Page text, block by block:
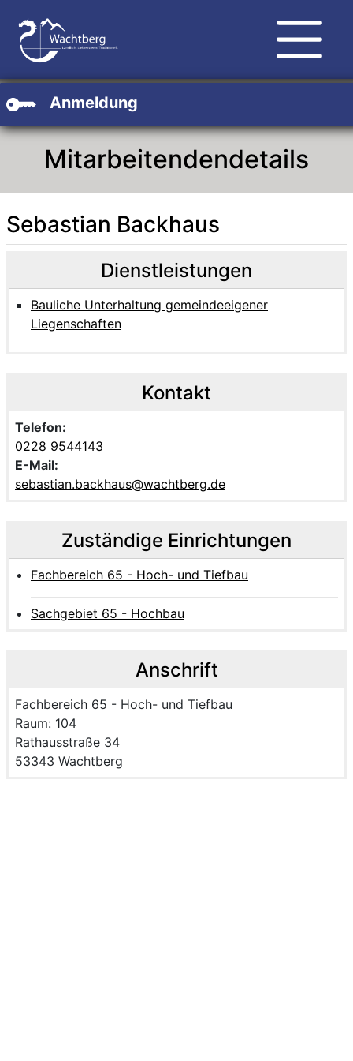
Anmeldung
Mitarbeitendendetails
Sebastian Backhaus
Beschreibung
Beschreibung Intern
Dienstleistungen
Bauliche Unterhaltung gemeindeeigener
Liegenschaften
Kontakt
Telefon:
0228 9544143
E-Mail:
sebastian.backhaus@wachtberg.de
Zuständige Einrichtungen
Fachbereich 65 - Hoch- und Tiefbau
Sachgebiet 65 - Hochbau
Anschrift
Name der Einrichtung:
Fachbereich 65 - Hoch- und Tiefbau
Raum des Mitarbeitenden
Raum: 104
Strasse und Hausnummer
Rathausstraße 34
PLZ und Ort
53343 Wachtberg